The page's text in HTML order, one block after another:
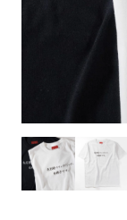
のぼり旗
程度によっ
詳細はお問
リピート
ォントを使
にショップ
データを
も出来ます。
お客様が納
正をします
相談くださ
よく見かけ
ほとんどの
よく見かけ
ほとんどの
も風向きに
いこともあ
も風向きに
いこともあ
上チチ
ト
ワンランク
【注意点】
スリット
カットライ
デザインや
る場合があ